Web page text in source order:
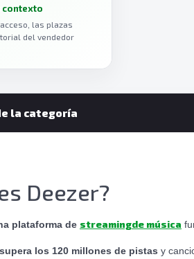
contexto
las plazas
del vendedor
la categoría
Deezer?
plataforma de streamingde música
los 120 millones de pistas y